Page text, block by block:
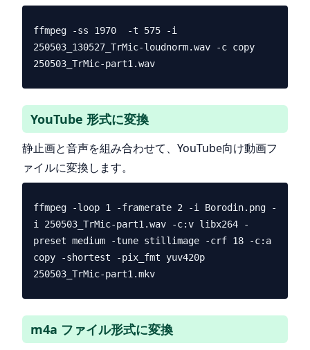
ffmpeg -ss 1970  -t 575 -i
250503_130527_TrMic-loudnorm.wav -c copy
YouTube 形式に変換
静止画と音声を組み合わせて、YouTube向け動画フ
ァイルに変換します。
ffmpeg -loop 1 -framerate 2 -i Borodin.png -
i 250503_TrMic-part1.wav -c:v libx264 -
preset medium -tune stillimage -crf 18 -c:a
copy -shortest -pix_fmt yuv420p
m4a ファイル形式に変換